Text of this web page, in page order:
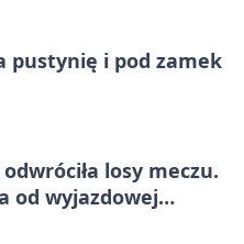
pustynię i pod zamek
losy meczu.
od wyjazdowej